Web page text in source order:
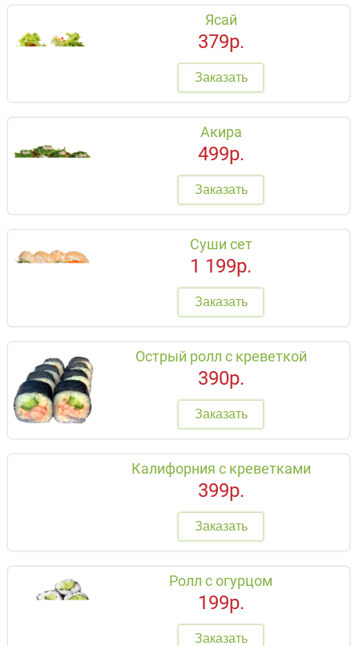
Ясай
379р.
Заказать
Акира
499р.
Заказать
Суши сет
1 199р.
Заказать
Острый ролл с креветкой
390р.
Заказать
Калифорния с креветками
399р.
Заказать
Ролл с огурцом
199р.
Заказать